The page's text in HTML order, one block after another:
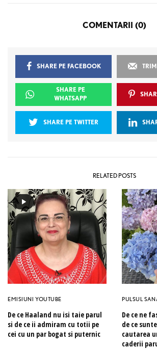
COMENTARII (0)
SHARE PE FACEBOOK
SHARE PE
WHATSAPP
SHARE PE TWITTER
RELATED POSTS
EMISIUNI YOUTUBE
De ce Haaland nu isi taie parul
si de ce ii admiram cu totii pe
cei cu un par bogat si puternic
PULSUL
De ce ne
de ce
cautarea
caderii